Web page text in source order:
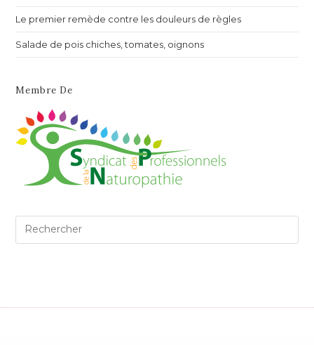
Le premier remède contre les douleurs de règles
Salade de pois chiches, tomates, oignons
Membre De